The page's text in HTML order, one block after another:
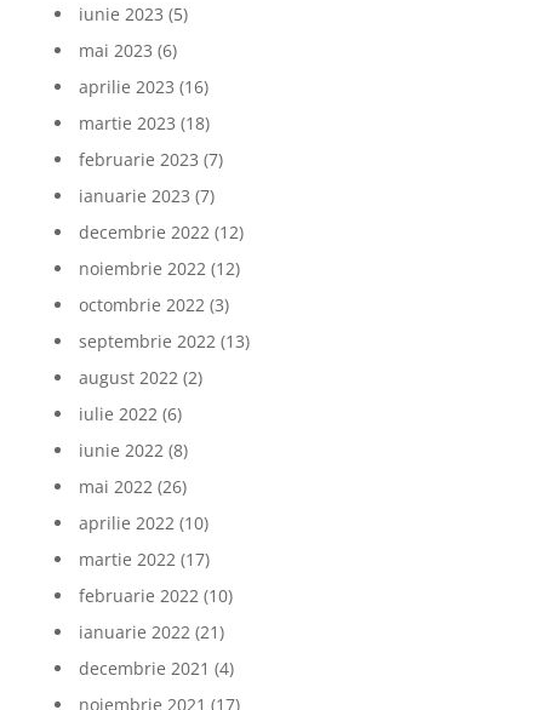
iunie 2023 (5)
mai 2023 (6)
aprilie 2023 (16)
martie 2023 (18)
februarie 2023 (7)
ianuarie 2023 (7)
decembrie 2022(12)
noiembrie 2022(12)
octombrie 2022(3)
septembrie 2022(13)
august 2022(2)
iulie 2022(6)
iunie 2022(8)
mai 2022(26)
aprilie 2022(10)
martie 2022(17)
februarie 2022(10)
ianuarie 2022(21)
decembrie 2021 (4)
noiembrie 2021 (17)